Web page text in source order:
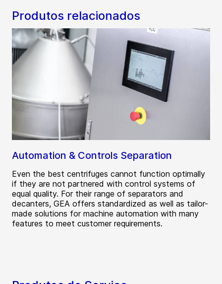
Produtos relacionados
Automation & Controls Separation
Even the best centrifuges cannot function optimally
if they are not partnered with control systems of
equal quality. For their range of separators and
decanters, GEA offers standardized as well as tailor-
made solutions for machine automation with many
features to meet customer requirements.